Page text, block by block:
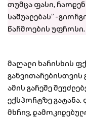
თუმცა ფასი,
საშუალებას” -
წარმოების უფროსი.
მაღალი ხარისხის
განვითარებისთვის
ამის გარეშე
ექსპორტზე გატანა.
მხრივ,